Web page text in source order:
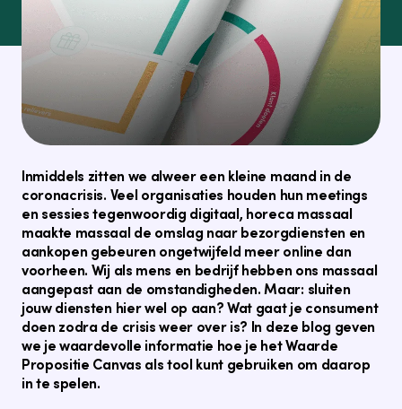
Inmiddels zitten we alweer een kleine maand in de
coronacrisis. Veel organisaties houden hun meetings
en sessies tegenwoordig digitaal, horeca massaal
maakte massaal de omslag naar bezorgdiensten en
aankopen gebeuren ongetwijfeld meer online dan
voorheen. Wij als mens en bedrijf hebben ons massaal
aangepast aan de omstandigheden. Maar: sluiten
jouw diensten hier wel op aan? Wat gaat je consument
doen zodra de crisis weer over is? In deze blog geven
we je waardevolle informatie hoe je het Waarde
Propositie Canvas als tool kunt gebruiken om daarop
in te spelen.